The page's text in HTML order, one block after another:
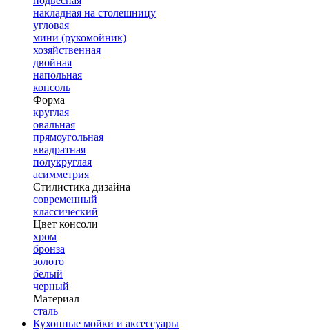
накладная на столешницу
угловая
мини (рукомойник)
хозяйственная
двойная
напольная
консоль
Форма
круглая
овальная
прямоугольная
квадратная
полукруглая
асимметрия
Стилистика дизайна
современный
классический
Цвет консоли
хром
бронза
золото
белый
черный
Материал
сталь
Кухонные мойки и аксессуары